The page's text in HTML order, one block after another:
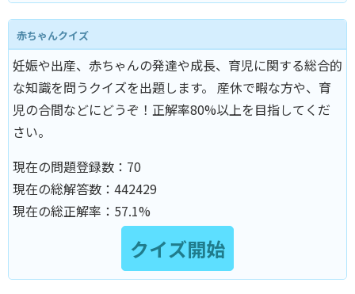
赤ちゃんクイズ
妊娠や出産、赤ちゃんの発達や成長、育児に関する総合的
な知識を問うクイズを出題します。 産休で暇な方や、育
児の合間などにどうぞ！正解率80%以上を目指してくだ
さい。
現在の問題登録数： 70
現在の総解答数： 442429
現在の総正解率： 57.1%